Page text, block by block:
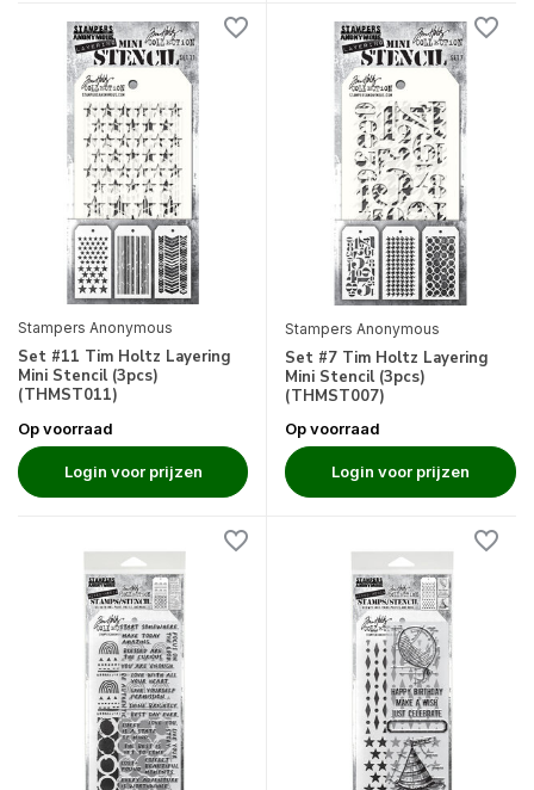
Stampers Anonymous
Set #11 Tim Holtz Layering
Mini Stencil (3pcs)
(THMST011)
Op voorraad
Login voor prijzen
Stampers Anonymous
Set #7 Tim Holtz Layering
Mini Stencil (3pcs)
(THMST007)
Op voorraad
Login voor prijzen